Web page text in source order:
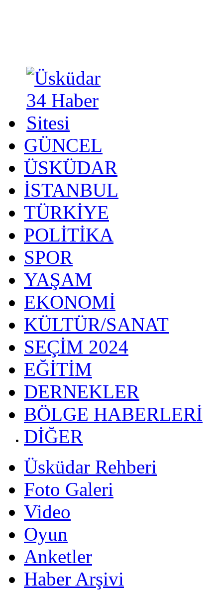
GÜNCEL
ÜSKÜDAR
İSTANBUL
TÜRKİYE
POLİTİKA
SPOR
YAŞAM
EKONOMİ
KÜLTÜR/SANAT
SEÇİM 2024
EĞİTİM
DERNEKLER
BÖLGE HABERLERİ
DİĞER
Üsküdar Rehberi
Foto Galeri
Video
Oyun
Anketler
Haber Arşivi